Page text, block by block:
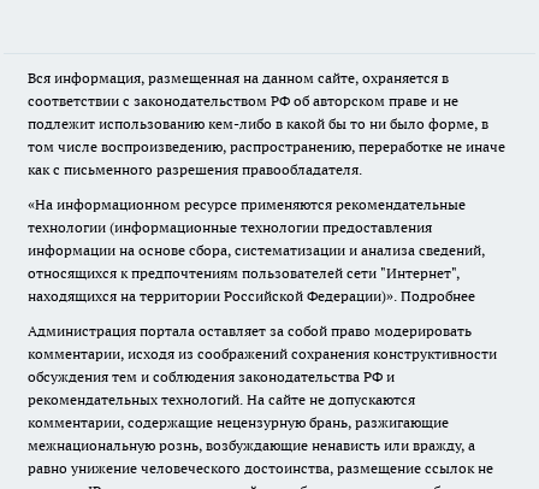
Вся информация, размещенная на данном сайте, охраняется в
соответствии с законодательством РФ об авторском праве и не
подлежит использованию кем-либо в какой бы то ни было форме, в
том числе воспроизведению, распространению, переработке не иначе
как с письменного разрешения правообладателя.
«На информационном ресурсе применяются рекомендательные
технологии (информационные технологии предоставления
информации на основе сбора, систематизации и анализа сведений,
относящихся к предпочтениям пользователей сети "Интернет",
находящихся на территории Российской Федерации)». Подробнее
Администрация портала оставляет за собой право модерировать
комментарии, исходя из соображений сохранения конструктивности
обсуждения тем и соблюдения законодательства РФ и
рекомендательных технологий. На сайте не допускаются
комментарии, содержащие нецензурную брань, разжигающие
межнациональную рознь, возбуждающие ненависть или вражду, а
равно унижение человеческого достоинства, размещение ссылок не